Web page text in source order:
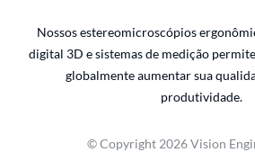
Nossos estereomicroscópios
digital 3D e sistemas de medição
globalmente aumentar sua
produtividade.
© Copyright 2026 Vision